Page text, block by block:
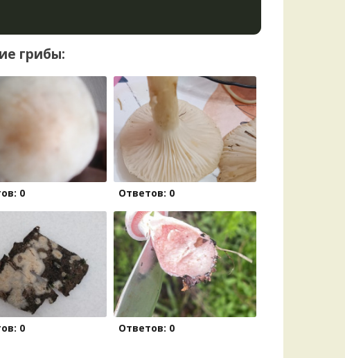
грибы:
0 Ответов: 0
0 Ответов: 0